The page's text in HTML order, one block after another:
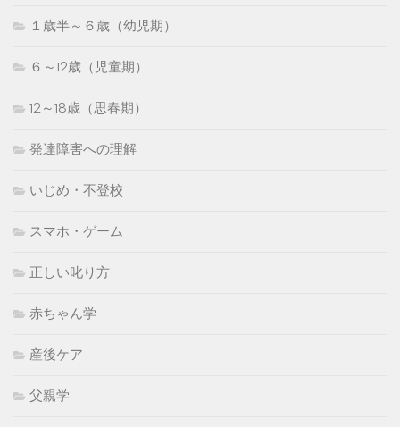
１歳半～６歳（幼児期）
６～12歳（児童期）
12～18歳（思春期）
発達障害への理解
いじめ・不登校
スマホ・ゲーム
正しい叱り方
赤ちゃん学
産後ケア
父親学